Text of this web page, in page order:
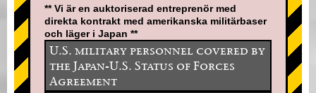
** Vi är en auktoriserad entreprenör med
direkta kontrakt med amerikanska militärbaser
och läger i Japan **
U.S. military personnel covered by
the Japan-U.S. Status of Forces
Agreement